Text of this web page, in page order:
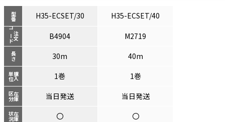
型番
注文
コード
長さ
購入
単位
在庫
区分
在庫
状況
H35-ECSET/30 H35-ECSET/40
B4904
M2719
30m
40m
1巻
1巻
当日発送
当日発送
〇
〇